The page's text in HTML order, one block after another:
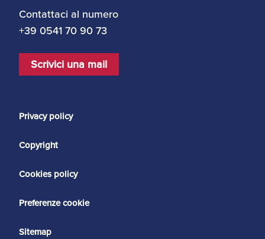
Contattaci al numero
+39 0541 70 90 73
Scrivici una mail
Privacy policy
Copyright
Cookies policy
Preferenze cookie
Sitemap